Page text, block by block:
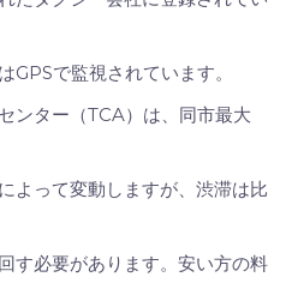
GPSで監視されています。
ンター（TCA）は、同市最大
よって変動しますが、渋滞は比
す必要があります。安い方の料